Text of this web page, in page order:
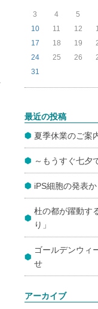
3
4 5
10
11 12
17
18 19
24
25 26
31
最近の投稿
夏季休業のご案
～もうすぐ七夕
iPS細胞の発表
杜の都が躍動す
り」
ゴールデンウィ
せ
アーカイブ